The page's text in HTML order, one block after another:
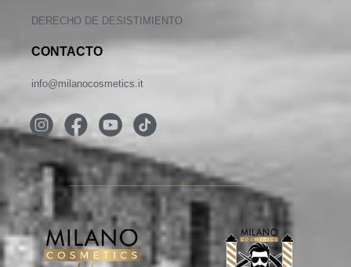
DERECHO DE DESISTIMIENTO
CONTACTO
info@milanocosmetics.it